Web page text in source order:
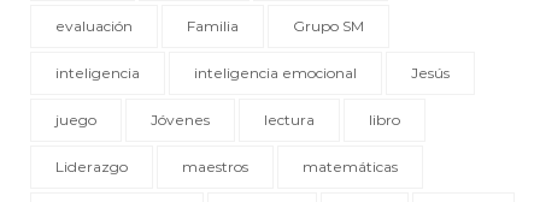
evaluación Familia Grupo SM
inteligencia inteligencia emocional Jesús
juego Jóvenes lectura libro
Liderazgo maestros matemáticas